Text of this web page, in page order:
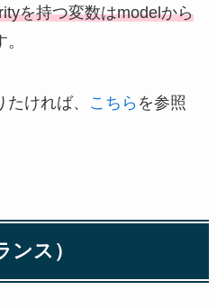
を持つ変数はmodelから
ければ、 こちら を参照
ンス）